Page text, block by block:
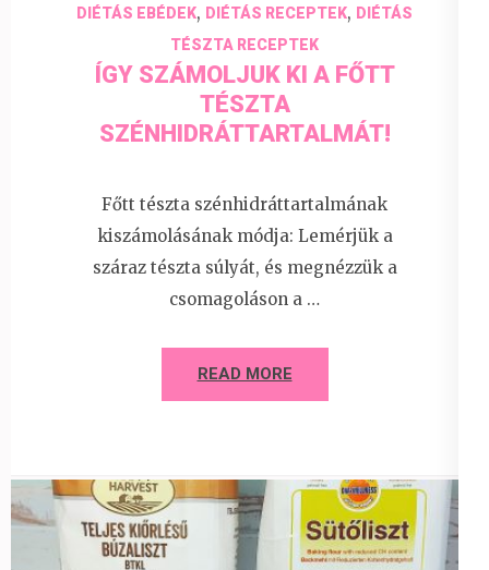
DIÉTÁS EBÉDEK, DIÉTÁS RECEPTEK, DIÉTÁS
TÉSZTA RECEPTEK
ÍGY SZÁMOLJUK KI A FŐTT
TÉSZTA
SZÉNHIDRÁTTARTALMÁT!
Főtt tészta szénhidráttartalmának
kiszámolásának módja: Lemérjük a
száraz tészta súlyát, és megnézzük a
csomagoláson a …
READ MORE